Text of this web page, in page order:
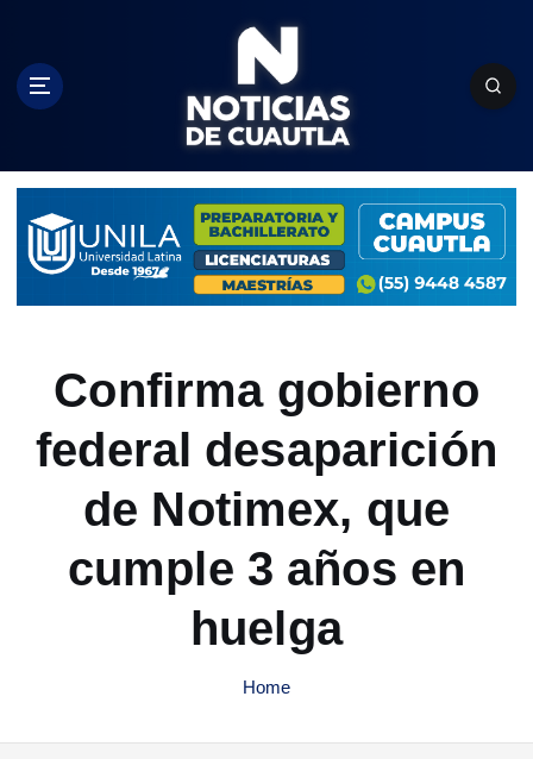
c
Confirma gobierno
federal desaparición
de Notimex, que
cumple 3 años en
huelga
Home